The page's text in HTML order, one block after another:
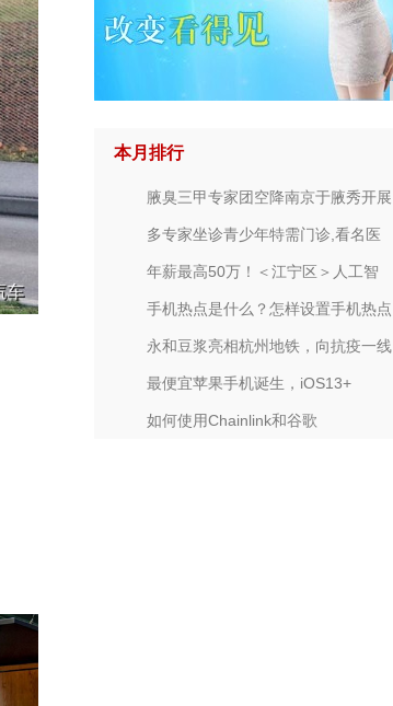
本月排行
腋臭三甲专家团空降南京于腋秀开展
多专家坐诊青少年特需门诊,看名医
年薪最高50万！＜江宁区＞人工智
手机热点是什么？怎样设置手机热点
永和豆浆亮相杭州地铁，向抗疫一线
最便宜苹果手机诞生，iOS13+
如何使用Chainlink和谷歌